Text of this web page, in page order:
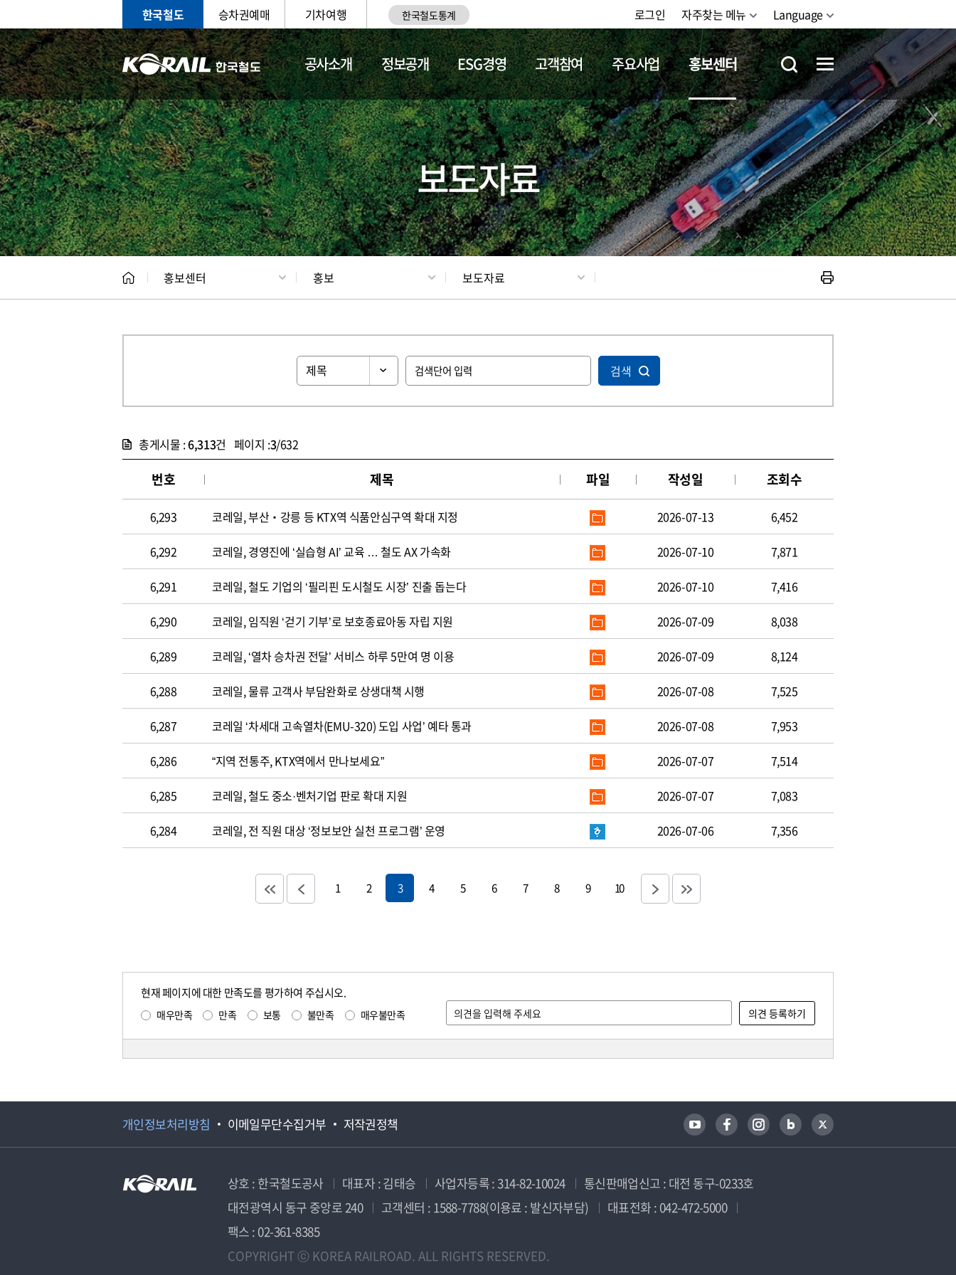
한국철도 승차권예매 기차여행 한국철도통계 로그인 자주찾는 메뉴 Language
공사소개 정보공개 ESG경영 고객참여 주요사업 홍보센터
홍보 문화사업 갤러리 기차소개 철도체험
보도자료
홍보센터 홍보 보도자료
검색
총게시물 :6,313건 페이지 :3/632
번호 제목 파일 작성일 조회수
6,293 코레일, 부산‧강릉 등 KTX역 식품안심구역 확대 지정 2026-07-13 6,452
6,292 코레일, 경영진에 ‘실습형 AI’ 교육 … 철도 AX 가속화 2026-07-10 7,871
6,291 코레일, 철도 기업의 ‘필리핀 도시철도 시장’ 진출 돕는다 2026-07-10 7,416
6,290 코레일, 임직원 ‘걷기 기부’로 보호종료아동 자립 지원 2026-07-09 8,038
6,289 코레일, ‘열차 승차권 전달’ 서비스 하루 5만여 명 이용 2026-07-09 8,124
6,288 코레일, 물류 고객사 부담완화로 상생대책 시행 2026-07-08 7,525
6,287 코레일 ‘차세대 고속열차(EMU-320) 도입 사업’ 예타 통과 2026-07-08 7,953
6,286 “지역 전통주, KTX역에서 만나보세요” 2026-07-07 7,514
6,285 코레일, 철도 중소·벤처기업 판로 확대 지원 2026-07-07 7,083
6,284 코레일, 전 직원 대상 ‘정보보안 실천 프로그램’ 운영 2026-07-06 7,356
1 2 3 4 5 6 7 8 9 10
현재 페이지에 대한 만족도를 평가하여 주십시오.
매우만족 만족 보통 불만족 매우불만족
개인정보처리방침 이메일무단수집거부 저작권정책
상호 : 한국철도공사 대표자 : 김태승 사업자등록 : 314-82-10024
통신판매업신고 : 대전 동구-0233호
대전광역시 동구 중앙로 240
고객센터 : 1588-7788(이용료 : 발신자부담)
대표전화 : 042-472-5000
팩스 : 02-361-8385
COPYRIGHT ⓒ KOREA RAILROAD. ALL RIGHTS RESERVED.